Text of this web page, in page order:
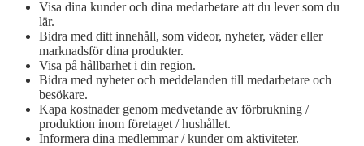
Visa dina kunder och dina medarbetare att du lever som du
lär.
Bidra med ditt innehåll, som videor, nyheter, väder eller
marknadsför dina produkter.
Visa på hållbarhet i din region.
Bidra med nyheter och meddelanden till medarbetare och
besökare.
Kapa kostnader genom medvetande av förbrukning /
produktion inom företaget / hushållet.
Informera dina medlemmar / kunder om aktiviteter.